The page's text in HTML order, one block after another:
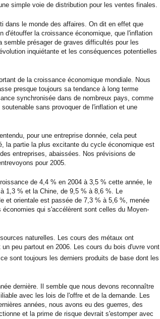
simple voie de distribution pour les ventes finales.
dans le monde des affaires. On dit en effet que
d'étouffer la croissance économique, que l'inflation
présager de graves difficultés pour les
inquiétante et les conséquences potentielles
de la croissance économique mondiale. Nous
presque toujours sa tendance à long terme
synchronisée dans de nombreux pays, comme
sans provoquer de l'inflation et une
pour une entreprise donnée, cela peut
la partie la plus excitante du cycle économique est
entreprises, abaissées. Nos prévisions de
pour 2005.
de 4,4 % en 2004 à 3,5 % cette année, le
1,3 % et la Chine, de 9,5 % à 8,6 %. Le
et orientale est passée de 7,3 % à 5,6 %, menée
qui s'accélèrent sont celles du Moyen-
naturelles. Les cours des métaux ont
peu partout en 2006. Les cours du bois d'uvre vont
sont toujours les derniers produits de base dont les
dernière. Il semble que nous devons reconnaître
avec les lois de l'offre et de la demande. Les
années, nous avons eu des guerres, des
et la prime de risque devrait s'estomper avec